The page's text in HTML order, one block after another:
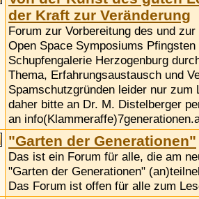
der Kraft zur Veränderung
Forum zur Vorbereitung des und
Open Space Symposiums Pfingsten
Schupfengalerie Herzogenburg
Thema, Erfahrungsaustausch und
Spamschutzgründen leider nur zum
daher bitte an Dr. M. Distelberger
an
"Garten der Generationen"
Das ist ein Forum für alle, die am
"Garten der Generationen"
Das Forum ist offen für alle zum